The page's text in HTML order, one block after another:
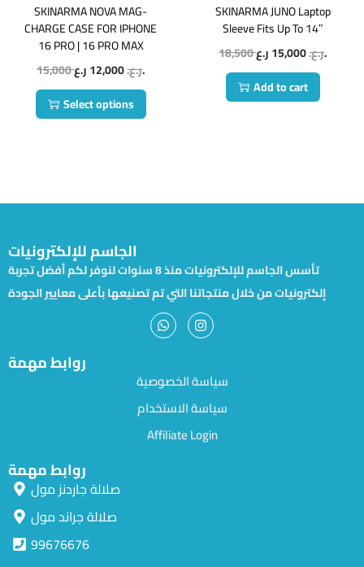
SKINARMA NOVA MAG-
CHARGE CASE FOR IPHONE
16 PRO | 16 PRO MAX
15,000
ر.ع.12,000
ر.ع.
Select options
SKINARMA JUNO Laptop
Sleeve Fits Up To 14″
18,500
ر.ع.15,000
ر.ع.
Add to cart
الجاسم للإلكترونيات
تأسس الجاسم للإلكترونيات منذ 8 سنوات لنوفر لكم أفضل تجربة
إلكترونيات من خلال منتجاتنا التي تم تصنيعها بأعلى معايير الجودة
روابط مهمة
سياسة الخصوصية
سياسة الاستخدام
Affiliate Login
روابط مهمة
صلالة جاردنز مول
صلالة جراند مول
99676676